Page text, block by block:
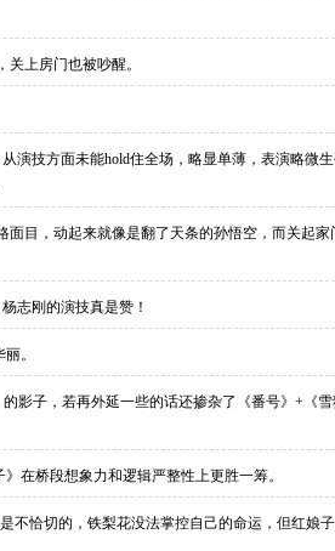
上房门也被吵醒。
演技方面未能hold住全场，略显单薄，表演略微
目，动起来就像是翻了天条的孙悟空，而关起家
志刚的演技真是赞！
。
影子，若再外延一些的话还掺杂了《番号》+《
在桥段想象力和逻辑严整性上更胜一筹。
不恰切的，铁梨花没法掌控自己的命运，但红娘